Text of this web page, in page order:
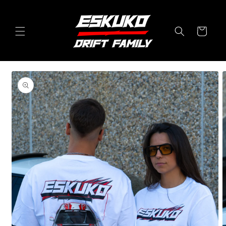
Carrito
Ir
directamente
a la
información
del producto